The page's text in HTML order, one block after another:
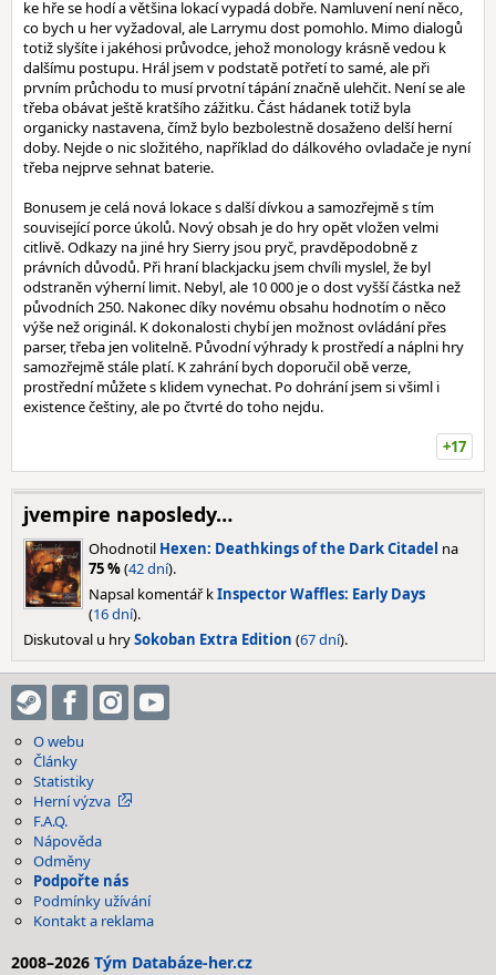
ke hře se hodí a většina lokací vypadá dobře. Namluvení není něco,
co bych u her vyžadoval, ale Larrymu dost pomohlo. Mimo dialogů
totiž slyšíte i jakéhosi průvodce, jehož monology krásně vedou k
dalšímu postupu. Hrál jsem v podstatě potřetí to samé, ale při
prvním průchodu to musí prvotní tápání značně ulehčit. Není se ale
třeba obávat ještě kratšího zážitku. Část hádanek totiž byla
organicky nastavena, čímž bylo bezbolestně dosaženo delší herní
doby. Nejde o nic složitého, například do dálkového ovladače je nyní
třeba nejprve sehnat baterie.
Bonusem je celá nová lokace s další dívkou a samozřejmě s tím
související porce úkolů. Nový obsah je do hry opět vložen velmi
citlivě. Odkazy na jiné hry Sierry jsou pryč, pravděpodobně z
právních důvodů. Při hraní blackjacku jsem chvíli myslel, že byl
odstraněn výherní limit. Nebyl, ale 10 000 je o dost vyšší částka než
původních 250. Nakonec díky novému obsahu hodnotím o něco
výše než originál. K dokonalosti chybí jen možnost ovládání přes
parser, třeba jen volitelně. Původní výhrady k prostředí a náplni hry
samozřejmě stále platí. K zahrání bych doporučil obě verze,
prostřední můžete s klidem vynechat. Po dohrání jsem si všiml i
existence češtiny, ale po čtvrté do toho nejdu.
+17
jvempire naposledy…
Ohodnotil Hexen: Deathkings of the Dark Citadel na
75 %(42 dní).
Napsal komentář kInspector Waffles: Early Days
(16 dní).
Diskutoval u hrySokoban Extra Edition (67 dní).
O webu
Články
Statistiky
Herní výzva
F.A.Q.
Nápověda
Odměny
Podpořte nás
Podmínky užívání
Kontakt a reklama
2008–2026 Tým Databáze-her.cz